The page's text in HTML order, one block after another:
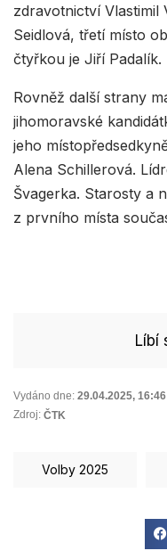
zdravotnictví Vlastimil
Seidlová, třetí místo
čtyřkou je Jiří Padalík.
Rovněž další strany
jihomoravské
jeho
Alena Schillerová.
Švagerka. Starosty a
z prvního místa
Líbí
Vydáno dne: 29.04.2025, 16:46
Zdroj: ČTK
Volby 2025